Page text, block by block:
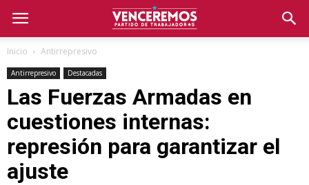
Inicio Antirrepresivo
Antirrepresivo Destacadas
Las Fuerzas Armadas en
cuestiones internas:
represión para garantizar el
ajuste